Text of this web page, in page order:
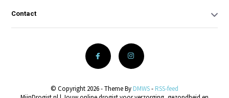
Contact
© Copyright 2026 - Theme By DMWS- RSS-feed